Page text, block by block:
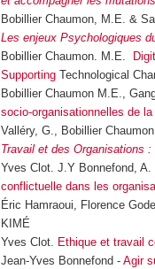
Bobillier Chaumon, M.E. &
Les enjeux Psychologiques
Bobillier Chaumon. M.E.
SupportingTechnological
Bobillier Chaumon M.E.,
socio-organisationnelles de
Valléry, G., Bobillier
Travail et des Organisations
Yves Clot. J.Y Bonnefond,
conflictuelle dans les
Éric Hamraoui, Florence
KIMÉ
Yves Clot. Ethique et travail
Jean-Yves Bonnefond -Agir